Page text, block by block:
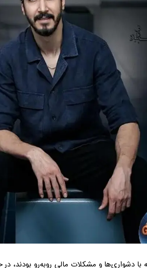
با دشواری‌ها و مشکلات مالی روبه‌رو